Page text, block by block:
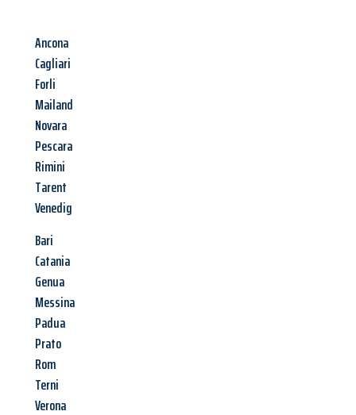
Ancona
Cagliari
Forli
Mailand
Novara
Pescara
Rimini
Tarent
Venedig
Bari
Catania
Genua
Messina
Padua
Prato
Rom
Terni
Verona